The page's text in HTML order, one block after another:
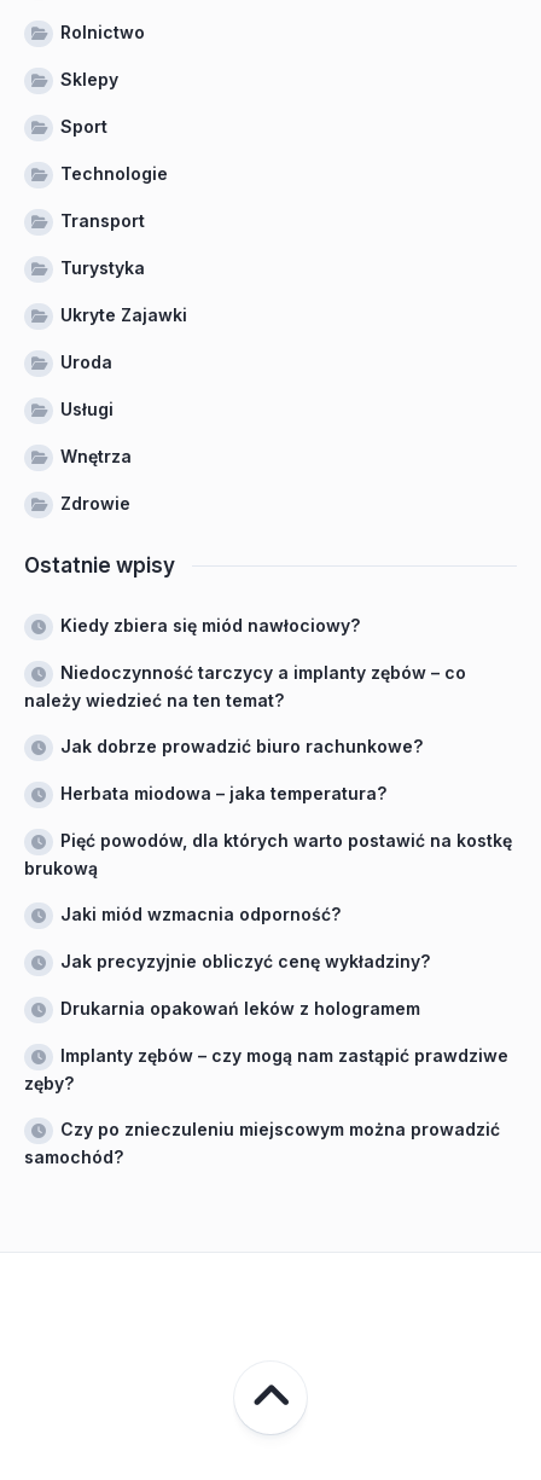
Rolnictwo
Sklepy
Sport
Technologie
Transport
Turystyka
Ukryte Zajawki
Uroda
Usługi
Wnętrza
Zdrowie
Ostatnie wpisy
Kiedy zbiera się miód nawłociowy?
Niedoczynność tarczycy a implanty zębów – co
należy wiedzieć na ten temat?
Jak dobrze prowadzić biuro rachunkowe?
Herbata miodowa – jaka temperatura?
Pięć powodów, dla których warto postawić na kostkę
brukową
Jaki miód wzmacnia odporność?
Jak precyzyjnie obliczyć cenę wykładziny?
Drukarnia opakowań leków z hologramem
Implanty zębów – czy mogą nam zastąpić prawdziwe
zęby?
Czy po znieczuleniu miejscowym można prowadzić
samochód?